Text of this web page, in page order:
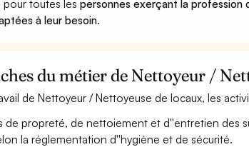
pour toutes lespersonnes exerçant la
à leur besoin.
du métier de Nettoyeur /
de Nettoyeur / Nettoyeuse de locaux, les
de propreté, de nettoiement et d''entretien des
la réglementation d''hygiène et de sécurité.